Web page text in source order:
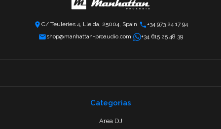
C/ Teuleries 4, Lleida, 25004, Spain
+34 973 24 17 94
shop@manhattan-proaudio.com
+34 615 25 48 39
Categorias
Area DJ